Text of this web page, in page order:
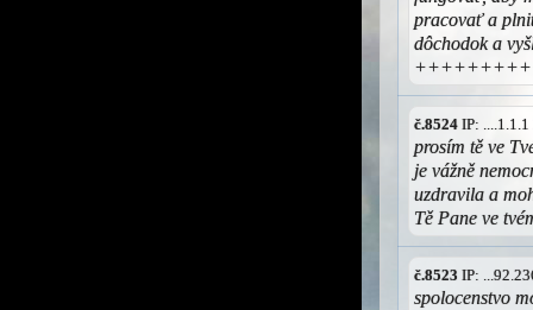
pracovať a
dôchodok a
č.8524 IP:
prosím tě ve
je vážně
uzdravila a
Tě Pane ve
č.8523 IP:
spolocenstvo